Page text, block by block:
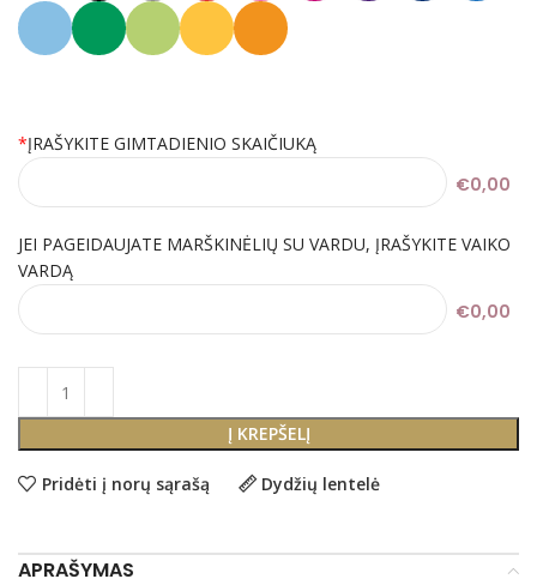
*ĮRAŠYKITE GIMTADIENIO SKAIČIUKĄ
€0,00
JEI PAGEIDAUJATE MARŠKINĖLIŲ SU VARDU, ĮRAŠYKITE VAIKO
VARDĄ
€0,00
Į KREPŠELĮ
Pridėti į norų sąrašą Dydžių lentelė
APRAŠYMAS